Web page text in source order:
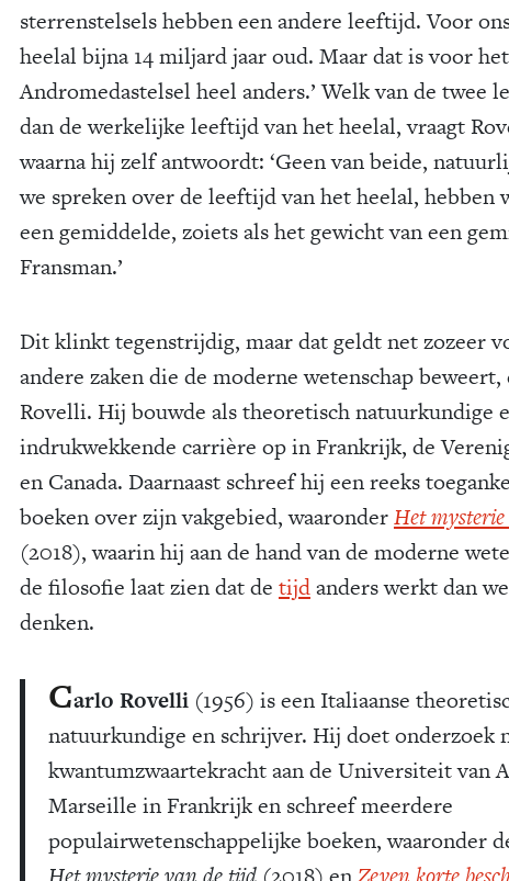
sterrenstelsels hebben een andere leeftijd. Voor
heelal bijna 14 miljard jaar oud. Maar dat is voor het
Andromedastelsel heel anders.’ Welk van de twee
dan de werkelijke leeftijd van het heelal, vraagt
waarna hij zelf antwoordt: ‘Geen van beide,
we spreken over de leeftijd van het heelal, hebben
een gemiddelde, zoiets als het gewicht van een
Fransman.’
Dit klinkt tegenstrijdig, maar dat geldt net zozeer
andere zaken die de moderne wetenschap
Rovelli. Hij bouwde als theoretisch natuurkundige
indrukwekkende carrière op in Frankrijk, de
en Canada. Daarnaast schreef hij een reeks
boeken over zijn vakgebied, waaronderHet
(2018), waarin hij aan de hand van de moderne
de filosofie laat zien dat de tijdanders werkt dan
denken.
Carlo Rovelli (1956) is een Italiaanse
natuurkundige en schrijver. Hij doet onderzoek
kwantumzwaartekracht aan de Universiteit van
Marseille in Frankrijk en schreef meerdere
populairwetenschappelijke boeken, waaronder